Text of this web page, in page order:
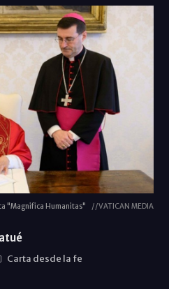
"Magnifica Humanitas" //VATICAN MEDIA
Carta desde la fe